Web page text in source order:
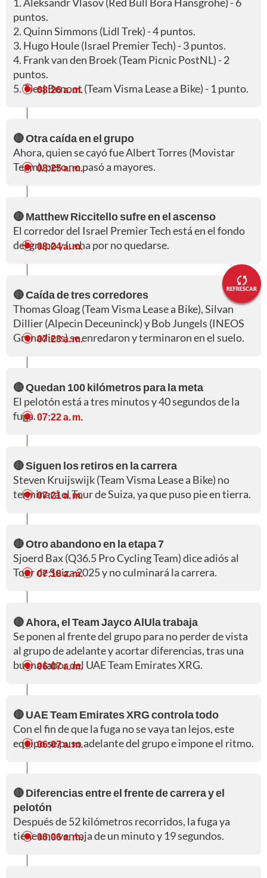
REFRESCAR
puntos.
2. Quinn Simmons (Lidl Trek) - 4 puntos.
3. Hugo Houle (Israel Premier Tech) - 3 puntos.
4. Frank van den Broek (Team Picnic PostNL) - 2
puntos.
5. Tiesj Benoot (Team Visma Lease a Bike) - 1 punto.
08:26 a. m.
🔴 Otra caída en el grupo
Ahora, quien se cayó fue Albert Torres (Movistar
Team), pero no pasó a mayores.
08:25 a. m.
🔴 Matthew Riccitello sufre en el ascenso
El corredor del Israel Premier Tech está en el fondo
del grupo y lucha por no quedarse.
08:24 a. m.
🔴 Caída de tres corredores
Thomas Gloag (Team Visma Lease a Bike), Silvan
Dillier (Alpecin Deceuninck) y Bob Jungels (INEOS
Grenadiers) se enredaron y terminaron en el suelo.
07:23 a. m.
🔴 Quedan 100 kilómetros para la meta
El pelotón está a tres minutos y 40 segundos de la
fuga.07:22 a. m.
🔴 Siguen los retiros en la carrera
Steven Kruijswijk (Team Visma Lease a Bike) no
terminará el Tour de Suiza, ya que puso pie en tierra.
07:21 a. m.
🔴 Otro abandono en la etapa 7
Sjoerd Bax (Q36.5 Pro Cycling Team) dice adiós al
Tour de Suiza 2025 y no culminará la carrera.
07:18 a. m.
🔴 Ahora, el Team Jayco AlUla trabaja
Se ponen al frente del grupo para no perder de vista
al grupo de adelante y acortar diferencias, tras una
buena labor del UAE Team Emirates XRG.
06:07 a. m.
🔴 UAE Team Emirates XRG controla todo
Con el fin de que la fuga no se vaya tan lejos, este
equipo se puso adelante del grupo e impone el ritmo.
06:07 a. m.
🔴 Diferencias entre el frente de carrera y el
pelotón
Después de 52 kilómetros recorridos, la fuga ya
tiene una ventaja de un minuto y 19 segundos.
06:06 a. m.